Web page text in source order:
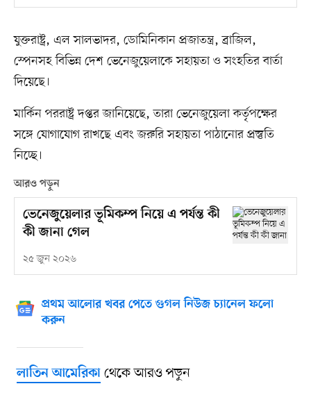
যুক্তরাষ্ট্র, এল সালভাদর, ডোমিনিকান প্রজাতন্ত্র, ব্রাজিল,
স্পেনসহ বিভিন্ন দেশ ভেনেজুয়েলাকে সহায়তা ও সংহতির বার্তা
দিয়েছে।
মার্কিন পররাষ্ট্র দপ্তর জানিয়েছে, তারা ভেনেজুয়েলা কর্তৃপক্ষের
সঙ্গে যোগাযোগ রাখছে এবং জরুরি সহায়তা পাঠানোর প্রস্তুতি
নিচ্ছে।
আরও পড়ুন
ভেনেজুয়েলার ভূমিকম্প নিয়ে এ পর্যন্ত কী
কী জানা গেল
২৫ জুন ২০২৬
প্রথম আলোর খবর পেতে গুগল নিউজ চ্যানেল ফলো
করুন
লাতিন আমেরিকাথেকে আরও পড়ুন